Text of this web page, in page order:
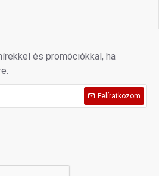
és promóciókkal, ha
Felíratkozom